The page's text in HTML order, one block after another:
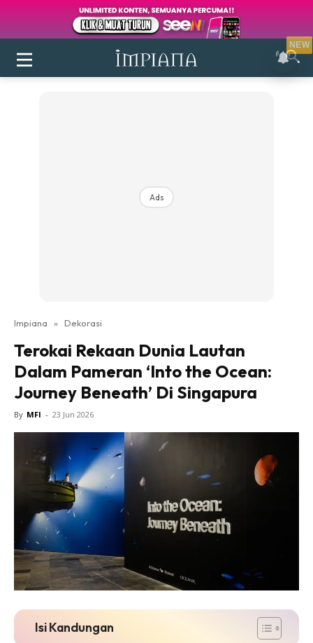
Login|Register
Ruang Makan
Ruang Tamu
Direktori
Interior Design
Landskap
Bilik Air
Bilik Tidur
Dapur
Ruang Makan
Make Over
Bilik Air
Bilik Tidur
Dapur
Ruang Makan
Ads
Impiana » Dekorasi
Terokai Rekaan Dunia Lautan
Dalam Pameran ‘Into the Ocean:
Journey Beneath’ Di Singapura
By MFI - 23 Jun 2026
Isi Kandungan
NEW